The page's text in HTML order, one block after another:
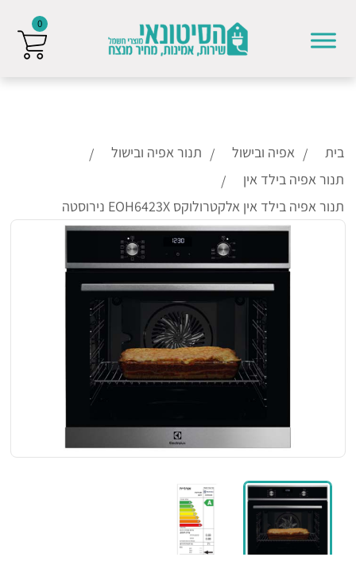
בית אפיה ובישול
תנור אפיה ובישול
תנור אפיה בילד אין
תנור אפיה בילד אין אלקטרולוקס EOH6423X נירוסטה
0